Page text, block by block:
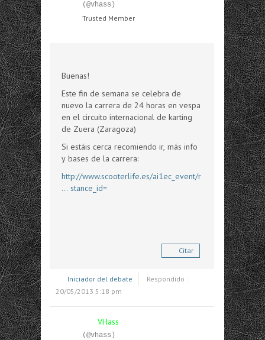
(@vhass)
Trusted Member
Buenas!
Este fin de semana se celebra de
nuevo la carrera de 24 horas en vespa
en el circuito internacional de karting
de Zuera (Zaragoza)
Si estáis cerca recomiendo ir, más info
y bases de la carrera:
http://www.scooterlife.es/ai1ec_event/r
... stance_id=
Citar
Iniciador del debate
20/05/2013 5:18 pm
VHass
(@vhass)